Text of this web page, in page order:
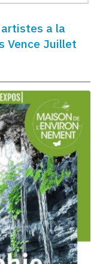
a la
Vence Juillet